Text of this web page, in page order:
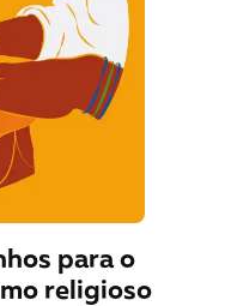
para o
religioso